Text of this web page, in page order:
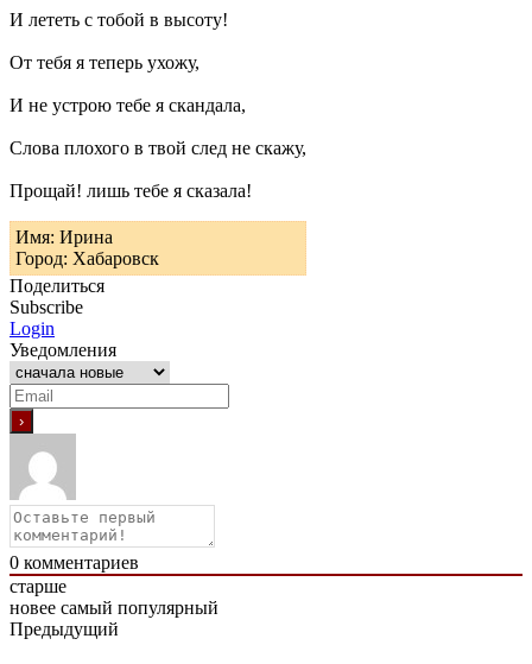
И лететь с тобой в высоту!
От тебя я теперь ухожу,
И не устрою тебе я скандала,
Слова плохого в твой след не скажу,
Прощай! лишь тебе я сказала!
Имя: Ирина
Город: Хабаровск
Поделиться
Subscribe
Login
Уведомления
0 комментариев
старше
новее самый популярный
Предыдущий